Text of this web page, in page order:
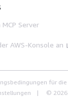
Server
AWS-Konsole an
für die
© 2026,